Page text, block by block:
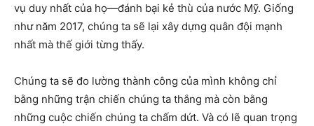
vụ duy nhất của họ—đánh bại kẻ thù của nước Mỹ. Giống
như năm 2017, chúng ta sẽ lại xây dựng quân đội mạnh
nhất mà thế giới từng thấy.
Chúng ta sẽ đo lường thành công của mình không chỉ
bằng những trận chiến chúng ta thắng mà còn bằng
những cuộc chiến chúng ta chấm dứt. Và có lẽ quan trọng